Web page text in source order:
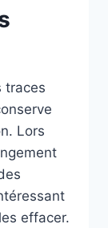
traces
Lors
effacer.